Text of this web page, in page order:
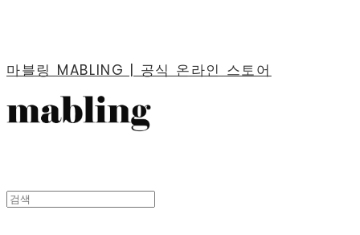
마블링 MABLING | 공식 온라인 스토어